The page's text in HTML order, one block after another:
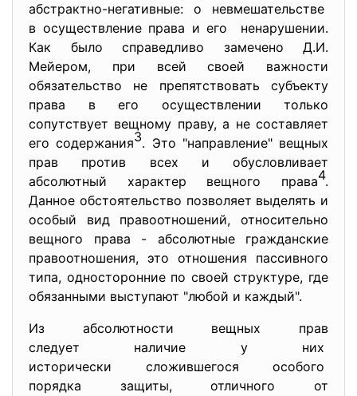
абстрактно-негативные: о невмешательстве
в осуществление права и его ненарушении.
Как было справедливо замечено Д.И.
Мейером, при всей своей важности
обязательство не препятствовать субъекту
права в его осуществлении только
сопутствует вещному праву, а не составляет
его содержания3. Это "направление" вещных
прав против всех и обусловливает
абсолютный характер вещного права4.
Данное обстоятельство позволяет выделять и
особый вид правоотношений, относительно
вещного права - абсолютные гражданские
правоотношения, это отношения пассивного
типа, односторонние по своей структуре, где
обязанными выступают "любой и каждый".
Из абсолютности вещных прав
следует наличие у них
исторически сложившегося особого
порядка защиты, отличного от